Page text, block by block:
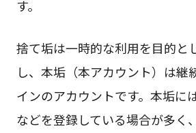
す。
捨て垢は一時的な利用を目的と
し、本垢（本アカウント）は継
インのアカウントです。本垢に
などを登録している場合が多く